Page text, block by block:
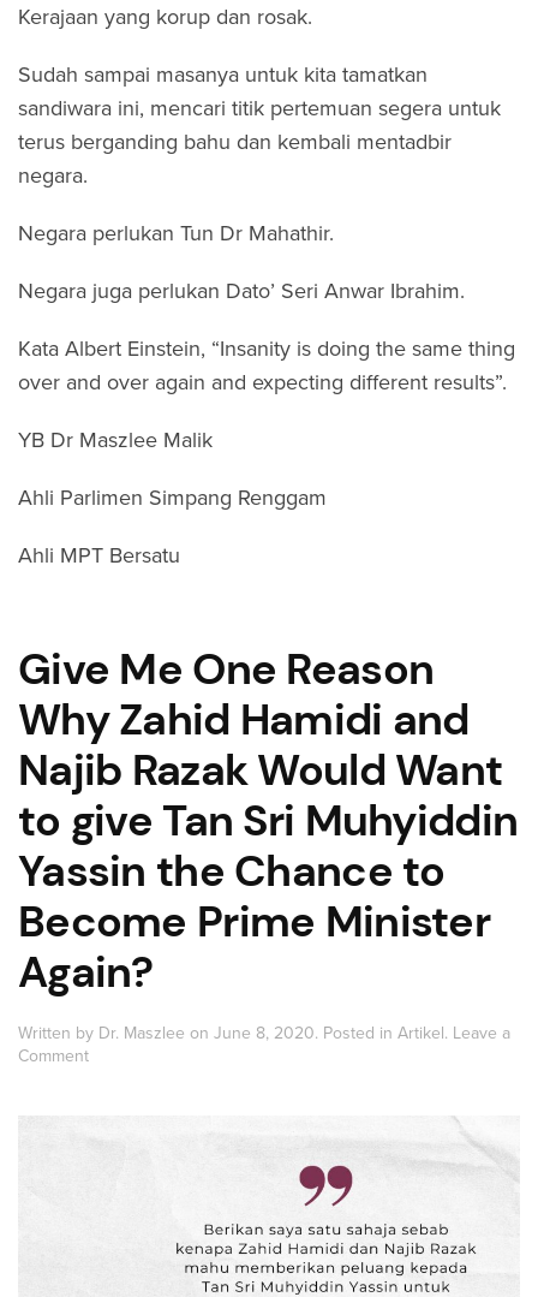
Kerajaan yang korup dan rosak.
Sudah sampai masanya untuk kita tamatkan
sandiwara ini, mencari titik pertemuan segera untuk
terus berganding bahu dan kembali mentadbir
negara.
Negara perlukan Tun Dr Mahathir.
Negara juga perlukan Dato’ Seri Anwar Ibrahim.
Kata Albert Einstein, “Insanity is doing the same thing
over and over again and expecting different results”.
YB Dr Maszlee Malik
Ahli Parlimen Simpang Renggam
Ahli MPT Bersatu
Give Me One Reason
Why Zahid Hamidi and
Najib Razak Would Want
to give Tan Sri Muhyiddin
Yassin the Chance to
Become Prime Minister
Again?
Written by Dr. Maszlee on June 8, 2020. Posted in Artikel. Leave a
Comment